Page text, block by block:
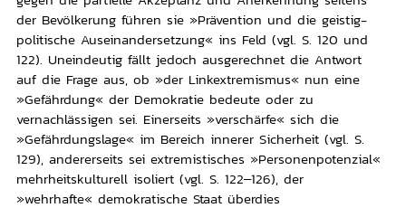
der Bevölkerung führen sie »Prävention und die geistig-
politische Auseinandersetzung« ins Feld (vgl. S. 120 und
122). Uneindeutig fällt jedoch ausgerechnet die Antwort
auf die Frage aus, ob »der Linkextremismus« nun eine
»Gefährdung« der Demokratie bedeute oder zu
vernachlässigen sei. Einerseits »verschärfe« sich die
»Gefährdungslage« im Bereich innerer Sicherheit (vgl. S.
129), andererseits sei extremistisches »Personenpotenzial«
mehrheitskulturell isoliert (vgl. S. 122–126), der
»wehrhafte« demokratische Staat überdies